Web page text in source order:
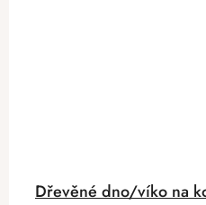
Dřevěné dno/víko na